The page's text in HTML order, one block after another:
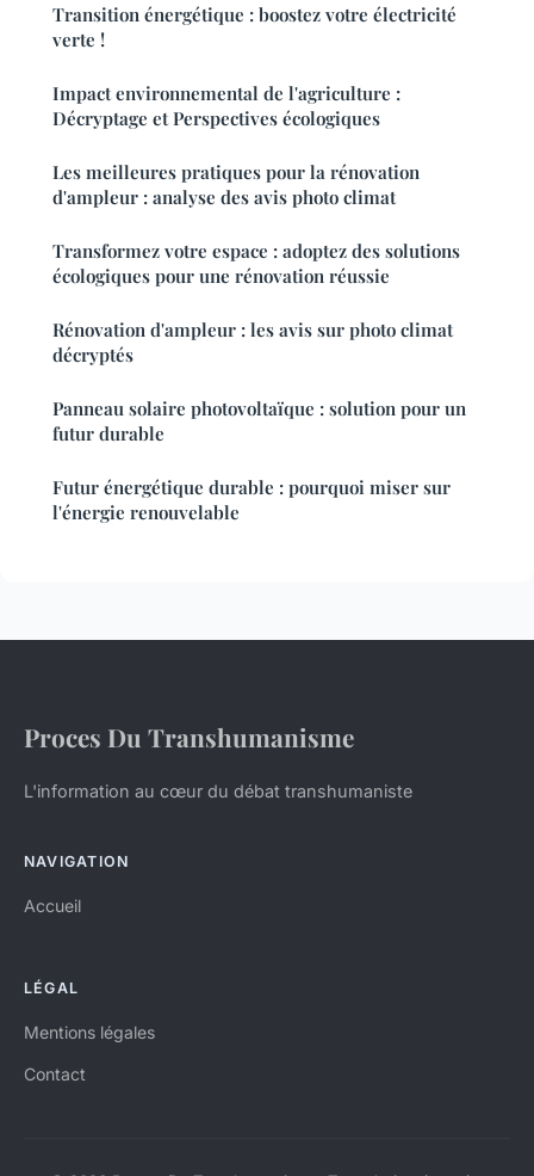
Transition énergétique : boostez votre électricité
verte !
Impact environnemental de l'agriculture :
Décryptage et Perspectives écologiques
Les meilleures pratiques pour la rénovation
d'ampleur : analyse des avis photo climat
Transformez votre espace : adoptez des solutions
écologiques pour une rénovation réussie
Rénovation d'ampleur : les avis sur photo climat
décryptés
Panneau solaire photovoltaïque : solution pour un
futur durable
Futur énergétique durable : pourquoi miser sur
l'énergie renouvelable
Proces Du Transhumanisme
L'information au cœur du débat transhumaniste
NAVIGATION
Accueil
LÉGAL
Mentions légales
Contact